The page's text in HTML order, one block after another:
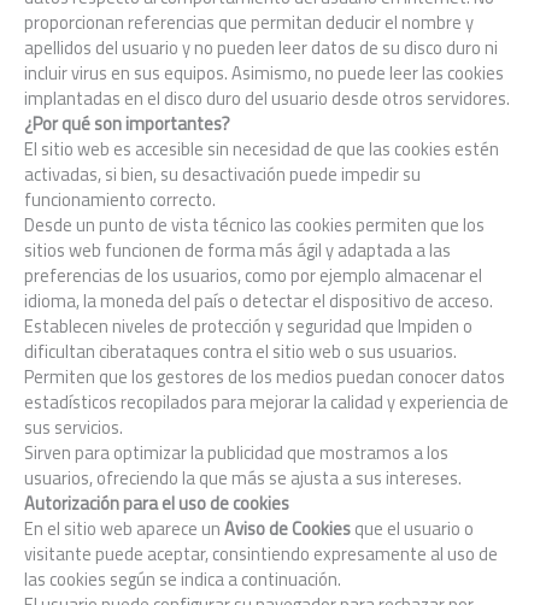
proporcionan referencias que permitan deducir el nombre y
apellidos del usuario y no pueden leer datos de su disco duro ni
incluir virus en sus equipos. Asimismo, no puede leer las cookies
implantadas en el disco duro del usuario desde otros servidores.
¿Por qué son importantes?
El sitio web es accesible sin necesidad de que las cookies estén
activadas, si bien, su desactivación puede impedir su
funcionamiento correcto.
Desde un punto de vista técnico las cookies permiten que los
sitios web funcionen de forma más ágil y adaptada a las
preferencias de los usuarios, como por ejemplo almacenar el
idioma, la moneda del país o detectar el dispositivo de acceso.
Establecen niveles de protección y seguridad que Impiden o
dificultan ciberataques contra el sitio web o sus usuarios.
Permiten que los gestores de los medios puedan conocer datos
estadísticos recopilados para mejorar la calidad y experiencia de
sus servicios.
Sirven para optimizar la publicidad que mostramos a los
usuarios, ofreciendo la que más se ajusta a sus intereses.
Autorización para el uso de cookies
En el sitio web aparece unAviso de Cookiesque el usuario o
visitante puede aceptar, consintiendo expresamente al uso de
las cookies según se indica a continuación.